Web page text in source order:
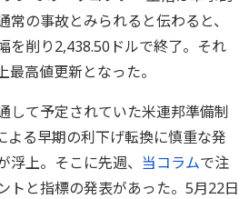
常の事故とみられると伝わると、
を削り2,438.50ドルで終了。それ
高値更新となった。
して予定されていた米連邦準備制
よる早期の利下げ転換に慎重な発
上。そこに先週、 当コラムで注
トと指標の発表があった。5月22日